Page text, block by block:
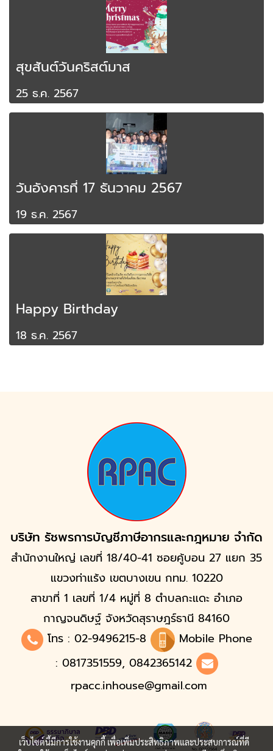
สุขสันต์วันคริสต์มาส
25 ธ.ค. 2567
วันอังคารที่ 17 ธันวาคม 2567
19 ธ.ค. 2567
Happy Birthday
18 ธ.ค. 2567
บริษัท รัชพรการบัญชีภาษีอากรและกฎหมาย จำกัด
สำนักงานใหญ่ เลขที่ 18/40-41 ซอยคู้บอน 27 แยก 35
แขวงท่าแร้ง เขตบางเขน กทม. 10220
สาขาที่ 1 เลขที่ 1/4 หมู่ที่ 8 ตำบลกะแดะ อำเภอ
กาญจนดิษฐ์ จังหวัดสุราษฎร์ธานี 84160
โทร : 02-9496215-8
Mobile Phone
: 0817351559, 0842365142
rpacc.inhouse@gmail.com
เว็บไซต์นี้มีการใช้งานคุกกี้ เพื่อเพิ่มประสิทธิภาพและประสบการณ์ที่ดี